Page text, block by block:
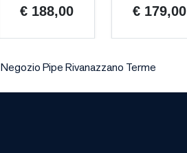
€ 188,00 € 179,00
Negozio Pipe Rivanazzano Terme